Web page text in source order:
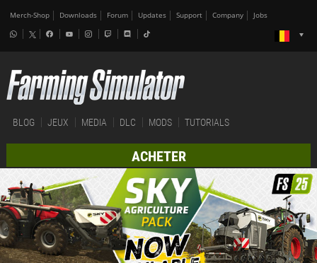
Merch-Shop Downloads Forum Updates Support Company Jobs
BLOG JEUX MEDIA DLC MODS TUTORIALS
ACHETER